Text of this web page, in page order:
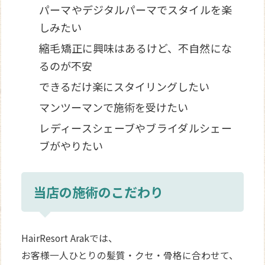
パーマやデジタルパーマでスタイルを楽
しみたい
縮毛矯正に興味はあるけど、不自然にな
るのが不安
できるだけ楽にスタイリングしたい
マンツーマンで施術を受けたい
レディースシェーブやブライダルシェー
ブがやりたい
当店の施術のこだわり
HairResort Arakでは、
お客様一人ひとりの髪質・クセ・骨格に合わせて、